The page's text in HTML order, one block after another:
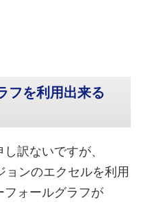
フを利用出来る
訳ないですが、
ョンのエクセルを利用
フォールグラフが